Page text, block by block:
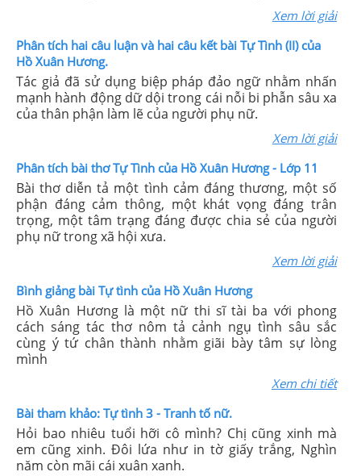
Xem lời giải
Phân tích hai câu luận và hai câu kết bài Tự Tình (II) của
Hồ Xuân Hương.
Tác giả đã sử dụng biệp pháp đảo ngữ nhằm nhấn
mạnh hành động dữ dội trong cái nỗi bi phẫn sâu xa
của thân phận làm lẽ của người phụ nữ.
Xem lời giải
Phân tích bài thơ Tự Tình của Hồ Xuân Hương - Lớp 11
Bài thơ diễn tả một tình cảm đáng thương, một số
phận đáng cảm thông, một khát vọng đáng trân
trọng, một tâm trạng đáng được chia sẻ của người
phụ nữ trong xã hội xưa.
Xem lời giải
Bình giảng bài Tự tình của Hồ Xuân Hương
Hồ Xuân Hương là một nữ thi sĩ tài ba với phong
cách sáng tác thơ nôm tả cảnh ngụ tình sâu sắc
cùng ý tứ chân thành nhằm giãi bày tâm sự lòng
mình
Xem chi tiết
Bài tham khảo: Tự tình 3 - Tranh tố nữ.
Hỏi bao nhiêu tuổi hỡi cô mình? Chị cũng xinh mà
em cũng xinh. Đôi lứa như in tờ giấy trắng, Nghìn
năm còn mãi cái xuân xanh.